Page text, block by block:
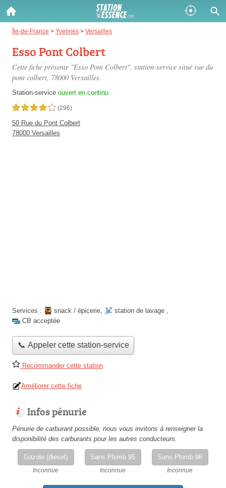
Île-de-France > Yvelines > Versailles
Esso Pont Colbert
Cette fiche présente "Esso Pont Colbert", station-service situé rue du
pont colbert, 78000 Versailles.
Station-service ouvert en continu
4,0 étoiles sur 5 (296)
50 Rue du Pont Colbert
78000 Versailles
Services : snack / épicerie, station de lavage ,
CB acceptée
📞 Appeler cette station-service
Recommander cette station
Améliorer cette fiche
Infos pénurie
Pénurie de carburant possible, nous vous invitons à renseigner la
disponibilité des carburants pour les autres conducteurs.
Gazole (diesel)
Inconnue
Sans Plomb 95
Inconnue
Sans Plomb 98
Inconnue
Gazole :
Disponible
SP 98 :
Disponible
SP 95 :
Disponible